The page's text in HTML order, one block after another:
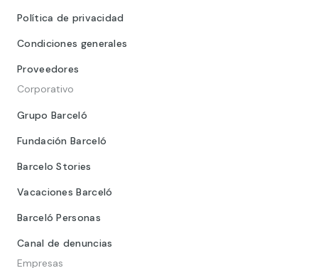
Política de privacidad
Condiciones generales
Proveedores
Corporativo
Grupo Barceló
Fundación Barceló
Barcelo Stories
Vacaciones Barceló
Barceló Personas
Canal de denuncias
Empresas